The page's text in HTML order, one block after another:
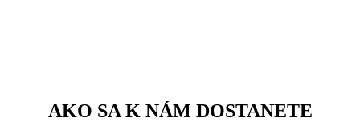
AKO SA K NÁM DOSTANETE